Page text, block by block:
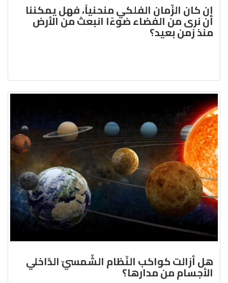
إن كان الزّمان الفلكي منحنياً، فهل يمكننا
أن نرى من الفضاء ضوءًا انبعث من الأرض
منذ زمن بعيد؟
هل أزالت كواكب النّظام الشّمسيّ الدّاخلي
الأجسام من مدارها؟